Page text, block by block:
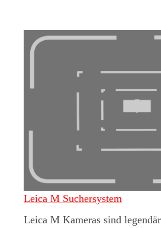
Leica M Suchersystem
Leica M Kameras sind